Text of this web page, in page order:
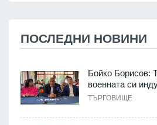
ПОСЛЕДНИ НОВИНИ
Бойко Борисов:
военната си
ТЪРГОВИЩЕ